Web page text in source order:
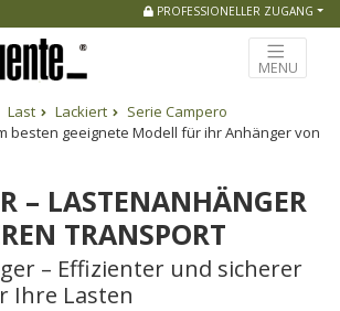
PROFESSIONELLER ZUGANG
MENU
Last Lackiert
Serie Campero
besten geeignete Modell für ihr Anhänger von
– LASTENANHÄNGER
TRANSPORT
– Effizienter und sicherer
Ihre Lasten